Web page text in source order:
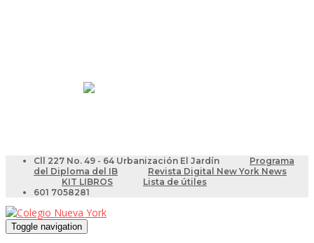
Cll 227 No. 49 - 64 Urbanización El Jardín
Programa
del Diploma del IB
Revista Digital New York News
KIT LIBROS
Lista de útiles
601 7058281
Toggle navigation